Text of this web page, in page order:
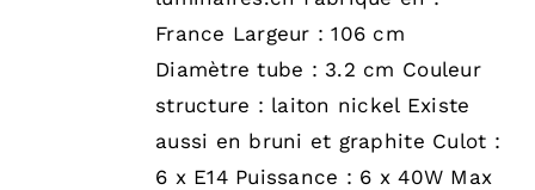
France Largeur : 106 cm
Diamètre tube : 3.2 cm Couleur
structure : laiton nickel Existe
aussi en bruni et graphite Culot :
6 x E14 Puissance : 6 x 40W Max